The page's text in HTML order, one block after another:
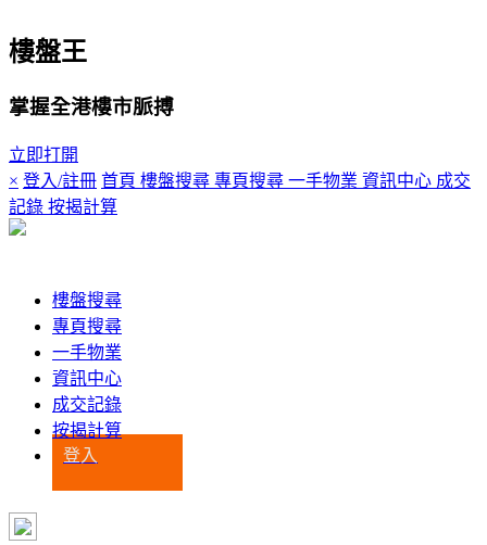
樓盤王
掌握全港樓市脈搏
立即打開
× 登入/註冊 首頁 樓盤搜尋 專頁搜尋 一手物業 資訊中心 成交
記錄 按揭計算
樓盤搜尋
專頁搜尋
一手物業
資訊中心
成交記錄
按揭計算
登入